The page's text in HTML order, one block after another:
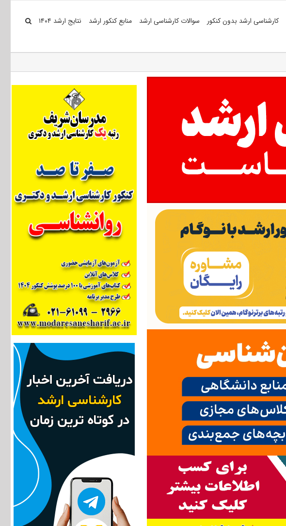
کارشناسی ارشد بدون کنکور سوالات کارشناسی ارشد منابع کنکور ارشد نتایج ارشد ۱۴۰۴